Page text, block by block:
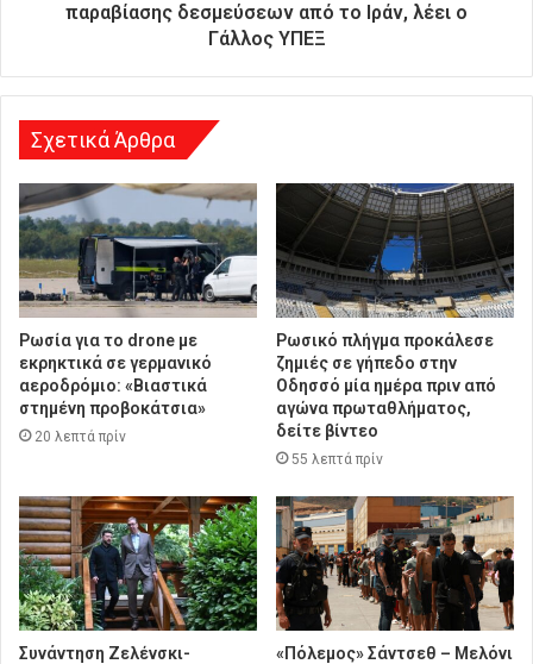
σ
παραβίασης δεσμεύσεων από το Ιράν, λέει ο
Γάλλος ΥΠΕΞ
Σχετικά Άρθρα
Ρωσία για το drone με
εκρηκτικά σε γερμανικό
αεροδρόμιο: «Βιαστικά
στημένη προβοκάτσια»
20 λεπτά πρίν
Ρωσικό πλήγμα προκάλεσε
ζημιές σε γήπεδο στην
Οδησσό μία ημέρα πριν από
αγώνα πρωταθλήματος,
δείτε βίντεο
55 λεπτά πρίν
Συνάντηση Ζελένσκι-
«Πόλεμος» Σάντσεθ – Μελόνι